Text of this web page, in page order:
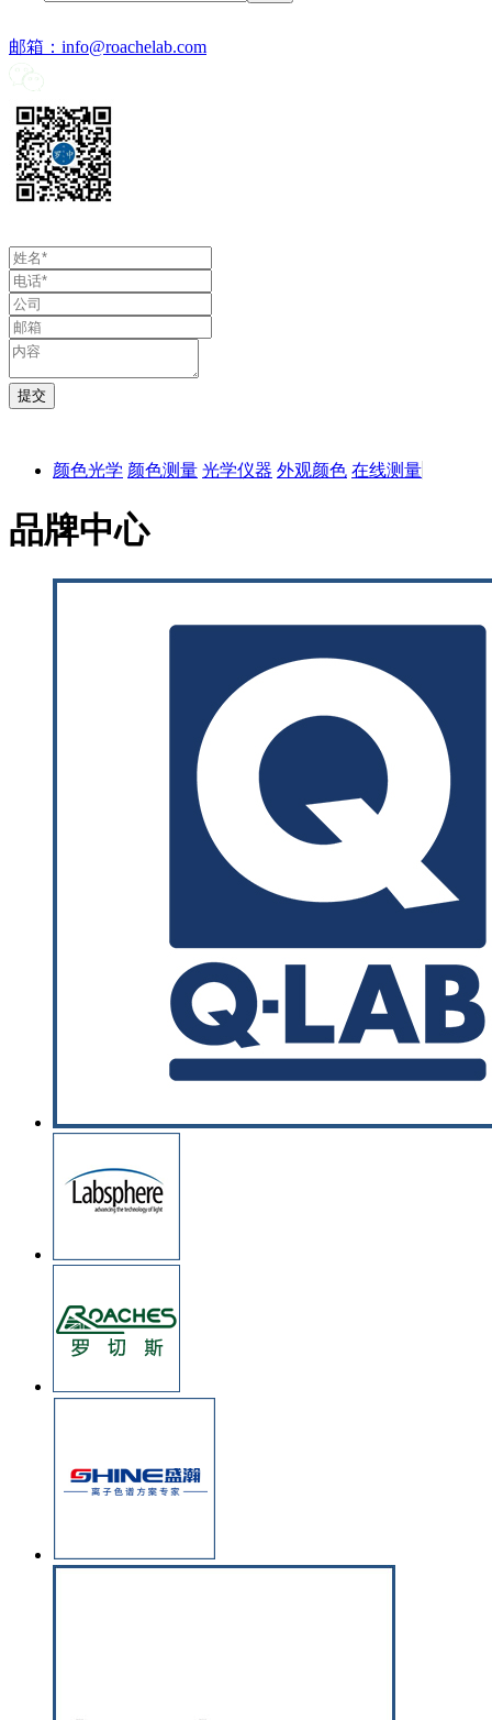
邮箱： info@roachelab.com‍
颜色光学 颜色测量 光学仪器 外观颜色 在线测量
品牌中心